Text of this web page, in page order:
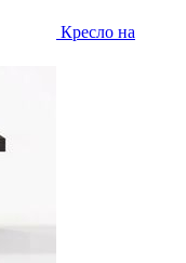
Кресло на